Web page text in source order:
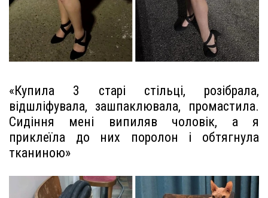
«Купила 3 старі стільці, розібрала,
відшліфувала, зашпаклювала, промастила.
Сидіння мені випиляв чоловік, а я
приклеїла до них поролон і обтягнула
тканиною»